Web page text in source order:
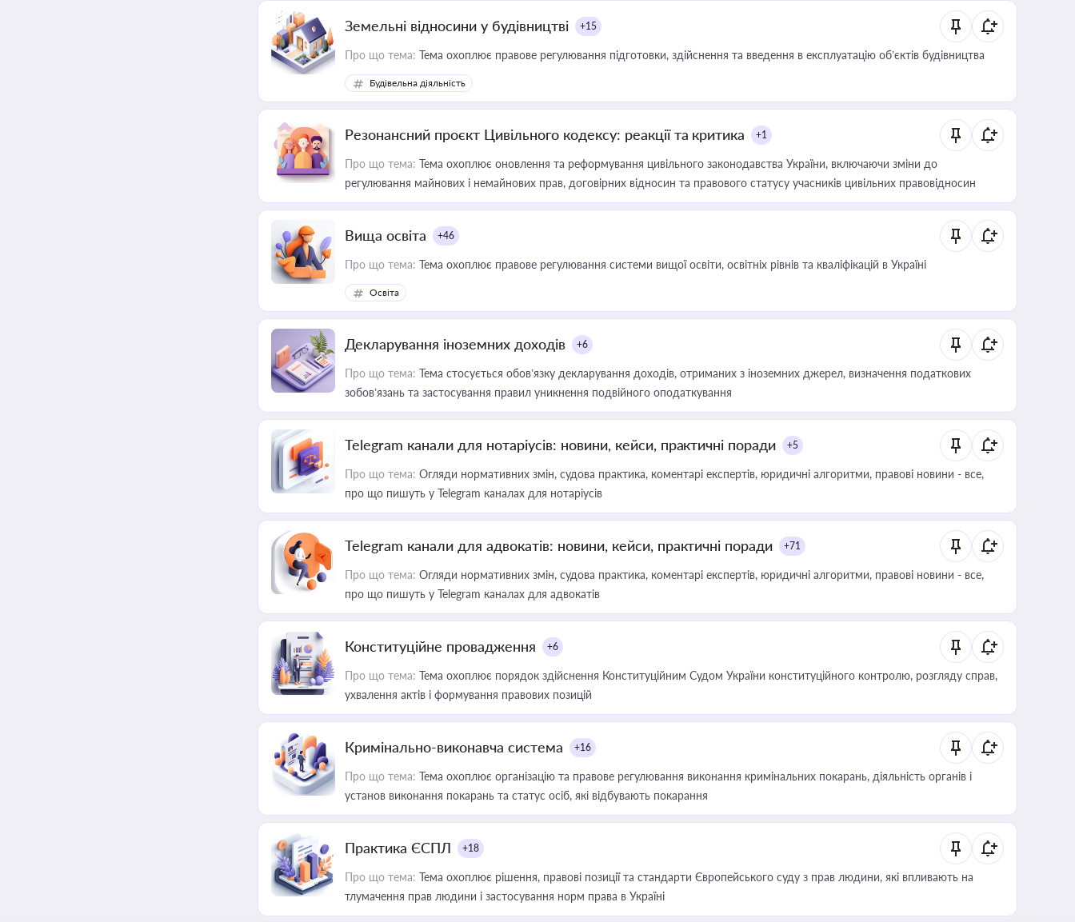
Земельні відносини у будівництві +15
Про що тема: Тема охоплює правове регулювання підготовки, здійснення та введення в експлуатацію об’єктів будівництва
Будівельна діяльність
Резонансний проєкт Цивільного кодексу: реакції та критика +1
Про що тема: Тема охоплює оновлення та реформування цивільного законодавства України, включаючи зміни до
регулювання майнових і немайнових прав, договірних відносин та правового статусу учасників цивільних правовідносин
Вища освіта +46
Про що тема: Тема охоплює правове регулювання системи вищої освіти, освітніх рівнів та кваліфікацій в Україні
Освіта
Декларування іноземних доходів +6
Про що тема: Тема стосується обов’язку декларування доходів, отриманих з іноземних джерел, визначення податкових
зобов’язань та застосування правил уникнення подвійного оподаткування
Telegram канали для нотаріусів: новини, кейси, практичні поради +5
Про що тема: Огляди нормативних змін, судова практика, коментарі експертів, юридичні алгоритми, правові новини - все,
про що пишуть у Telegram каналах для нотаріусів
Telegram канали для адвокатів: новини, кейси, практичні поради +71
Про що тема: Огляди нормативних змін, судова практика, коментарі експертів, юридичні алгоритми, правові новини - все,
про що пишуть у Telegram каналах для адвокатів
Конституційне провадження +6
Про що тема: Тема охоплює порядок здійснення Конституційним Судом України конституційного контролю, розгляду справ,
ухвалення актів і формування правових позицій
Кримінально-виконавча система +16
Про що тема: Тема охоплює організацію та правове регулювання виконання кримінальних покарань, діяльність органів і
установ виконання покарань та статус осіб, які відбувають покарання
Практика ЄСПЛ +18
Про що тема: Тема охоплює рішення, правові позиції та стандарти Європейського суду з прав людини, які впливають на
тлумачення прав людини і застосування норм права в Україні